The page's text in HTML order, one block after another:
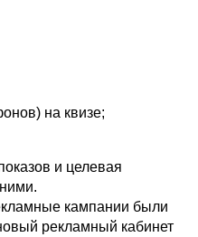
на квизе;
и целевая
кампании были
рекламный кабинет